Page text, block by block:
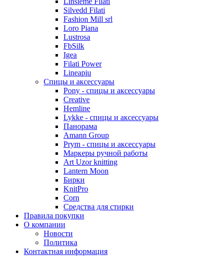
Silvedd Filati
Fashion Mill srl
Loro Piana
Lustrosa
FbSilk
Igea
Filati Power
Lineapiu
Спицы и аксессуары
Pony - спицы и аксессуары
Creative
Hemline
Lykke - спицы и аксессуары
Панорама
Amann Group
Prym - спицы и аксессуары
Маркеры ручной работы
Art Uzor knitting
Lantern Moon
Бирки
KnitPro
Corn
Средства для стирки
Правила покупки
О компании
Новости
Политика
Контактная информация